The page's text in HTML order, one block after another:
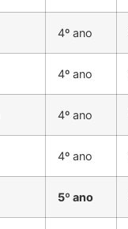
4º ano
4º ano
4º ano
4º ano
5º ano